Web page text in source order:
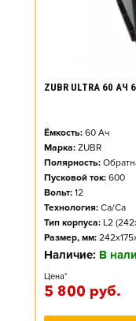
ZUBR ULTRA 60
Ёмкость: 60 Ач
Марка: ZUBR
Полярность:
Пусковой ток: 600
Вольт: 12
Технология: Ca/Ca
Тип корпуса: L2
Размер, мм:
Наличие: В
Цена*
5 800 руб.